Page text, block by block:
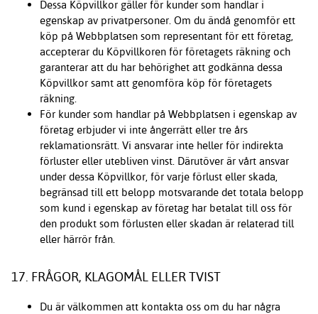
Dessa Köpvillkor gäller för kunder som handlar i
egenskap av privatpersoner. Om du ändå genomför ett
köp på Webbplatsen som representant för ett företag,
accepterar du Köpvillkoren för företagets räkning och
garanterar att du har behörighet att godkänna dessa
Köpvillkor samt att genomföra köp för företagets
räkning.
För kunder som handlar på Webbplatsen i egenskap av
företag erbjuder vi inte ångerrätt eller tre års
reklamationsrätt. Vi ansvarar inte heller för indirekta
förluster eller utebliven vinst. Därutöver är vårt ansvar
under dessa Köpvillkor, för varje förlust eller skada,
begränsad till ett belopp motsvarande det totala belopp
som kund i egenskap av företag har betalat till oss för
den produkt som förlusten eller skadan är relaterad till
eller härrör från.
17. FRÅGOR, KLAGOMÅL ELLER TVIST
Du är välkommen att kontakta oss om du har några